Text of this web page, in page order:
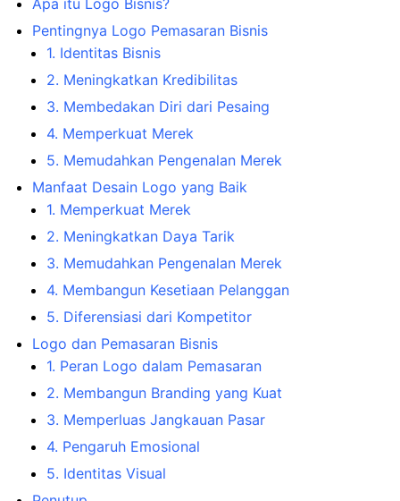
Pentingnya Logo Pemasaran Bisnis
1. Identitas Bisnis
2. Meningkatkan Kredibilitas
3. Membedakan Diri dari Pesaing
4. Memperkuat Merek
5. Memudahkan Pengenalan Merek
Manfaat Desain Logo yang Baik
1. Memperkuat Merek
2. Meningkatkan Daya Tarik
3. Memudahkan Pengenalan Merek
4. Membangun Kesetiaan Pelanggan
5. Diferensiasi dari Kompetitor
Logo dan Pemasaran Bisnis
1. Peran Logo dalam Pemasaran
2. Membangun Branding yang Kuat
3. Memperluas Jangkauan Pasar
4. Pengaruh Emosional
5. Identitas Visual